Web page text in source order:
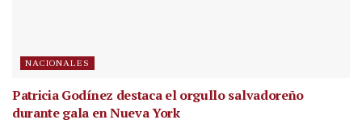
NACIONALES
Patricia Godínez destaca el orgullo salvadoreño
durante gala en Nueva York